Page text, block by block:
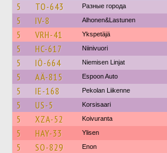
5 TO-643 Разные города
5 IV-8 Alhonen&Lastunen
5 VRH-41 Ykspetäjä
5 HC-617 Niinivuori
5 IÖ-664 Niemisen Linjat
5 AÄ-815 Espoon Auto
5 IE-168 Pekolan Liikenne
5 US-5 Korsisaari
5 XZA-52 Koivuranta
5 HAY-33 Ylisen
5 SO-829 Enon